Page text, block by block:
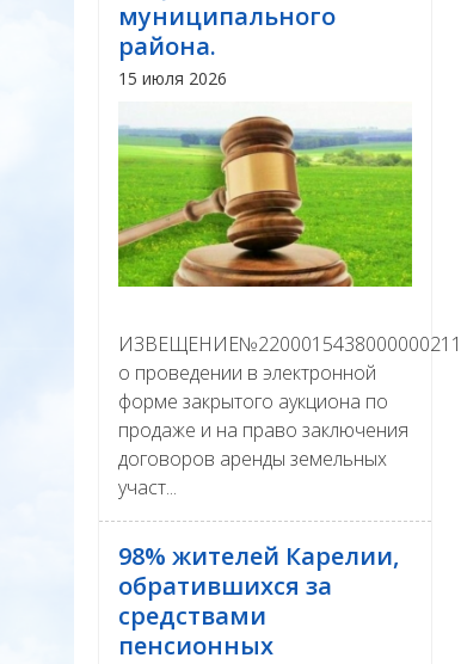
муниципального
района.
15 июля 2026
ИЗВЕЩЕНИЕ№22000154380000002111
о проведении в электронной
форме закрытого аукциона по
продаже и на право заключения
договоров аренды земельных
участ...
98% жителей Карелии,
обратившихся за
средствами
пенсионных